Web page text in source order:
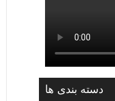
دسته بندی ها